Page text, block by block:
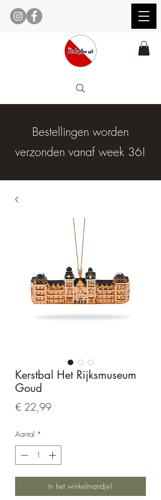
Bestellingen worden
verzonden vanaf week 36!
Kerstbal Het Rijksmuseum
Goud
€ 22,99Prijs
Aantal *
In het winkelmandje!